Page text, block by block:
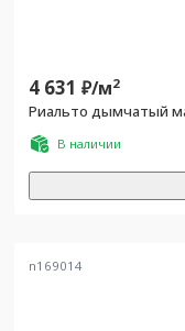
4 631 ₽/м2
Риальто дымчатый
В наличии
n169014